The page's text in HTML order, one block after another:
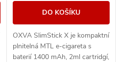
DO KOŠÍKU
OXVA SlimStick X je kompaktní
plnitelná MTL e-cigareta s
baterií 1400 mAh, 2ml cartridgí,